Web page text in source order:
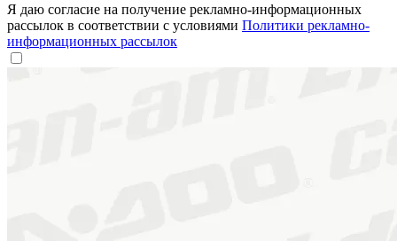
Я даю согласие на получение рекламно-информационных
рассылок в соответствии с условиями Политики рекламно-
информационных рассылок